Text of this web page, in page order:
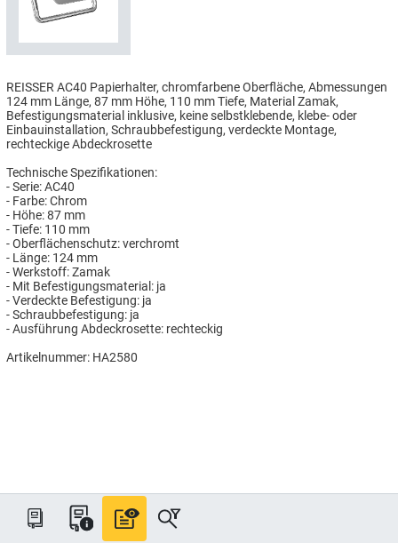
REISSER AC40 Papierhalter, chromfarbene Oberfläche, Abmessungen
124 mm Länge, 87 mm Höhe, 110 mm Tiefe, Material Zamak,
Befestigungsmaterial inklusive, keine selbstklebende, klebe- oder
Einbauinstallation, Schraubbefestigung, verdeckte Montage,
rechteckige Abdeckrosette
Technische Spezifikationen:
- Serie: AC40
- Farbe: Chrom
- Höhe: 87 mm
- Tiefe: 110 mm
- Oberflächenschutz: verchromt
- Länge: 124 mm
- Werkstoff: Zamak
- Mit Befestigungsmaterial: ja
- Verdeckte Befestigung: ja
- Schraubbefestigung: ja
- Ausführung Abdeckrosette: rechteckig
Artikelnummer: HA2580